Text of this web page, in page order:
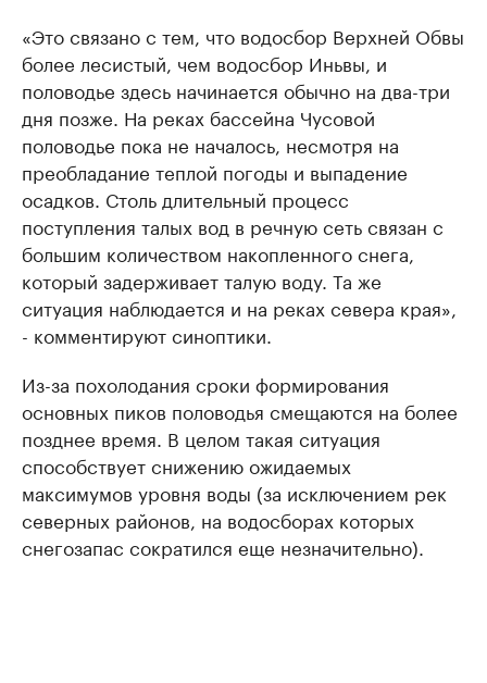
«Это связано с тем, что водосбор Верхней Обвы
более лесистый, чем водосбор Иньвы, и
половодье здесь начинается обычно на два-три
дня позже. На реках бассейна Чусовой
половодье пока не началось, несмотря на
преобладание теплой погоды и выпадение
осадков. Столь длительный процесс
поступления талых вод в речную сеть связан с
большим количеством накопленного снега,
который задерживает талую воду. Та же
ситуация наблюдается и на реках севера края»,
- комментируют синоптики.
Из-за похолодания сроки формирования
основных пиков половодья смещаются на более
позднее время. В целом такая ситуация
способствует снижению ожидаемых
максимумов уровня воды (за исключением рек
северных районов, на водосборах которых
снегозапас сократился еще незначительно).